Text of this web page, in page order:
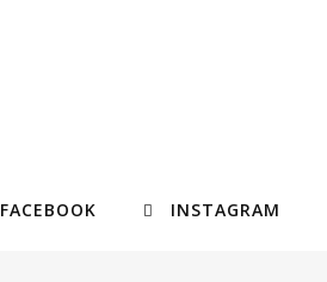
FACEBOOK INSTAGRAM